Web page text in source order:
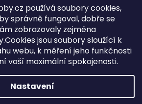
používá soubory cookies,
správně fungoval, dobře se
zobrazovaly zejména
jsou soubory sloužící k
webu, k měření jeho funkčnosti
vaší maximální spokojenosti.
Nastavení
správné servo?
správné servo
-2026 Big hobby.cz - všechna práva